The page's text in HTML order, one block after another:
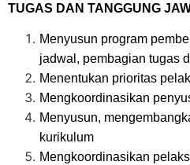
TUGAS DAN TANGGUNG
Menyusun program
jadwal, pembagian tugas
Menentukan prioritas
Mengkoordinasikan
Menyusun,
kurikulum
Mengkoordinasikan